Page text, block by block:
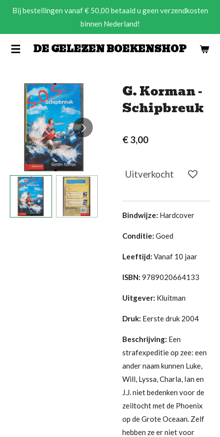
Ga
de
DE GELEZEN BOEKENSHOP
Bij bestellingen vanaf € 50,00 betaald u geen verzendkosten
binnen Nederland!
G. Korman -
Schipbreuk
€ 3,00
Uitverkocht
Bindwijze: Hardcover
Conditie: Goed
Leeftijd: Vanaf 10 jaar
ISBN: 9789020664133
Uitgever: Kluitman
Druk: Eerste druk 2004
Beschrijving: Een
strafexpeditie op zee: een
ander naam kunnen Luke,
Will, Lyssa, Charla, Ian en
J.J. niet bedenken voor de
zeiltocht met de Phoenix
op de Grote Oceaan. Zelf
hebben ze er niet voor